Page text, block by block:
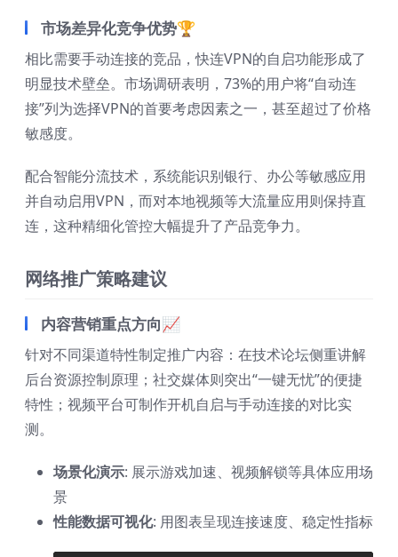
市场差异化竞争优势🏆
相比需要手动连接的竞品，快连VPN的自启功能形成了
明显技术壁垒。市场调研表明，73%的用户将“自动连
接”列为选择VPN的首要考虑因素之一，甚至超过了价格
敏感度。
配合智能分流技术，系统能识别银行、办公等敏感应用
并自动启用VPN，而对本地视频等大流量应用则保持直
连，这种精细化管控大幅提升了产品竞争力。
网络推广策略建议
内容营销重点方向📈
针对不同渠道特性制定推广内容：在技术论坛侧重讲解
后台资源控制原理；社交媒体则突出“一键无忧”的便捷
特性；视频平台可制作开机自启与手动连接的对比实
测。
场景化演示: 展示游戏加速、视频解锁等具体应用场
景
性能数据可视化: 用图表呈现连接速度、稳定性指标